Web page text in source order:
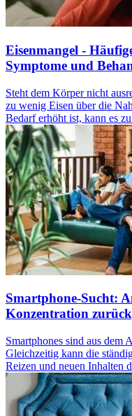
Eisenmangel -
Symptome und
Steht dem Körper nicht
zu wenig Eisen über die
Bedarf erhöht ist, kann es
Smartphone-Sucht:
Konzentration
Smartphones sind aus dem
Gleichzeitig kann die
Reizen und neuen Inhalten